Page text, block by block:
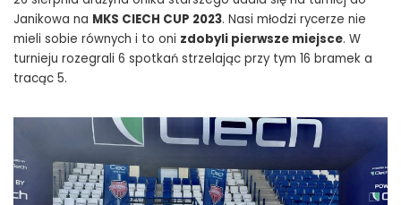
Janikowa na MKS CIECH CUP 2023. Nasi młodzi rycerze nie
mieli sobie równych i to oni zdobyli pierwsze miejsce. W
turnieju rozegrali 6 spotkań strzelając przy tym 16 bramek a
tracąc 5.